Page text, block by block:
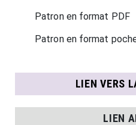
Patron en format PDF
Patron en format
LIEN VERS
LIEN